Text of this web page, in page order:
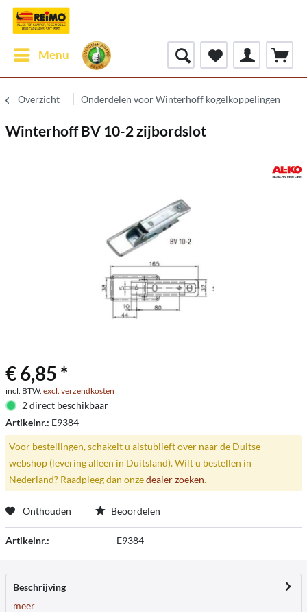
Menu
Overzicht Onderdelen voor Winterhoff kogelkoppelingen
Winterhoff BV 10-2 zijbordslot
€ 6,85 *
incl. BTW. excl. verzendkosten
2 direct beschikbaar
Artikelnr.: E9384
Voor bestellingen, schakelt u alstublieft over naar de Duitse
webshop (levering alleen in Duitsland). Wilt u bestellen in
Nederland? Raadpleeg dan onzedealer zoeken.
Onthouden Beoordelen
Artikelnr.: E9384
Beschrijving
meer